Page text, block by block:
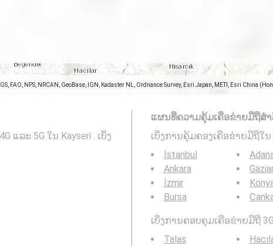
FAO, NPS, NRCAN, GeoBase, IGN, Kadaster NL, Ordnance Survey, Esri Japan, METI, Esri China
ແລະ 5G ໃນ Kayseri . ເບິ່ງ
ແຜນທີ່ຄວາມຄຸ້ມເຄືອຂ່າຍມືຖືສໍາ
ເບິ່ງການຄຸ້ມຄອງເຄືອຂ່າຍມືຖືໃນ
İstanbul
Ankara
İzmir
Bursa
ເບິ່ງການຄອບຄຸມເຄືອຂ່າຍມືຖື
Talas